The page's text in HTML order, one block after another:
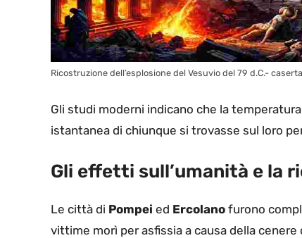
Ricostruzione dell’esplosione del Vesuvio del 79 d.C.-
Gli studi moderni indicano che la
istantanea di chiunque si trovasse sul loro
Gli effetti sull’umanità e la
Le città di Pompei ed Ercolano furono
vittime morì per asfissia a causa della